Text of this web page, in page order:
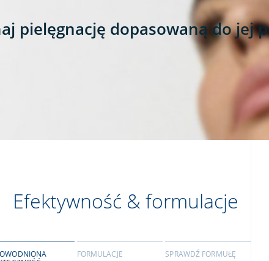
pielęgnację dopasowaną do jej
Efektywność & formulacje
FORMULACJE SPRAWDŹ FORMUŁĘ